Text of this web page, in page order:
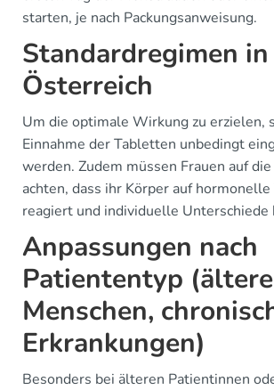
starten, je nach Packungsanweisung.
Standardregimen in
Österreich
Um die optimale Wirkung zu erzielen,
Einnahme der Tabletten unbedingt
werden. Zudem müssen Frauen auf
achten, dass ihr Körper auf
reagiert und individuelle Unterschiede
Anpassungen nach
Patiententyp (ältere
Menschen,
Erkrankungen)
Besonders bei älteren Patientinnen